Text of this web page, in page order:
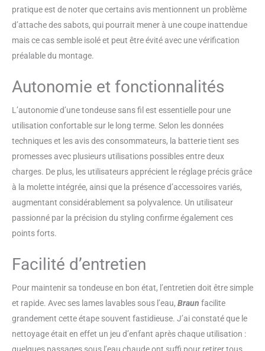
pratique est de noter que certains avis mentionnent un problème
d’attache des sabots, qui pourrait mener à une coupe inattendue
mais ce cas semble isolé et peut être évité avec une vérification
préalable du montage.
Autonomie et fonctionnalités
L’autonomie d’une tondeuse sans fil est essentielle pour une
utilisation confortable sur le long terme. Selon les données
techniques et les avis des consommateurs, la batterie tient ses
promesses avec plusieurs utilisations possibles entre deux
charges. De plus, les utilisateurs apprécient le réglage précis grâce
à la molette intégrée, ainsi que la présence d’accessoires variés,
augmentant considérablement sa polyvalence. Un utilisateur
passionné par la précision du styling confirme également ces
points forts.
Facilité d’entretien
Pour maintenir sa tondeuse en bon état, l’entretien doit être simple
et rapide. Avec ses lames lavables sous l’eau, Braun facilite
grandement cette étape souvent fastidieuse. J’ai constaté que le
nettoyage était en effet un jeu d’enfant après chaque utilisation :